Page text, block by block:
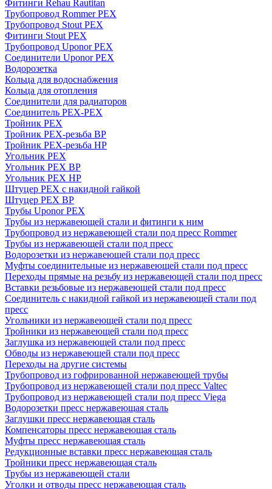
Фитинги Rehau Rautitan
Трубопровод Rommer PEX
Трубопровод Stout PEX
Фитинги Stout PEX
Трубопровод Uponor PEX
Соединители Uponor PEX
Водорозетка
Кольца для водоснабжения
Кольца для отопления
Соединители для радиаторов
Соединитель PEX-PEX
Тройник PEX
Тройник PEX-резьба ВР
Тройник PEX-резьба НР
Угольник PEX
Угольник PEX ВР
Угольник PEX НР
Штуцер PEX c накидной гайкой
Штуцер PEX ВР
Трубы Uponor PEX
Трубы из нержавеющей стали и фитинги к ним
Трубопровод из нержавеющей стали под пресс Rommer
Трубы из нержавеющей стали под пресс
Водорозетки из нержавеющей стали под пресс
Муфты соединительные из нержавеющей стали под пресс
Переходы прямые на резьбу из нержавеющей стали под пресс
Вставки резьбовые из нержавеющей стали под пресс
Соединитель с накидной гайкой из нержавеющей стали под
пресс
Угольники из нержавеющей стали под пресс
Тройники из нержавеющей стали под пресс
Заглушка из нержавеющей стали под пресс
Обводы из нержавеющей стали под пресс
Переходы на другие системы
Трубопровод из гофрированной нержавеющей трубы
Трубопровод из нержавеющей стали под пресс Valtec
Трубопровод из нержавеющей стали под пресс Viega
Водорозетки пресс нержавеющая сталь
Заглушки пресс нержавеющая сталь
Компенсаторы пресс нержавеющая сталь
Муфты пресс нержавеющая сталь
Редукционные вставки пресс нержавеющая сталь
Тройники пресс нержавеющая сталь
Трубы из нержавеющей стали
Уголки и отводы пресс нержавеющая сталь